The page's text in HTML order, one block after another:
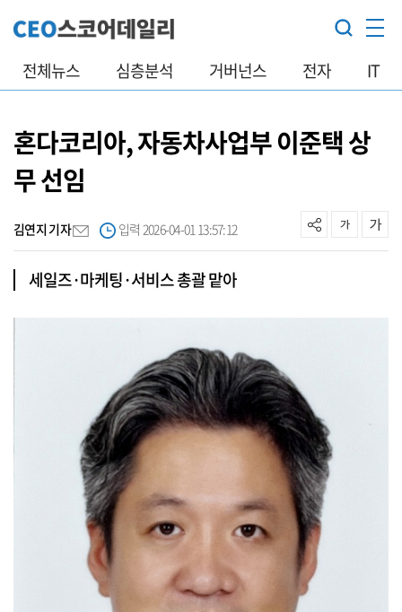
전체뉴스 심층분석 거버넌스 전자 IT
혼다코리아, 자동차사업부 이준택 상
무 선임
김연지 기자 입력 2026-04-01 13:57:12
세일즈·마케팅·서비스 총괄 맡아